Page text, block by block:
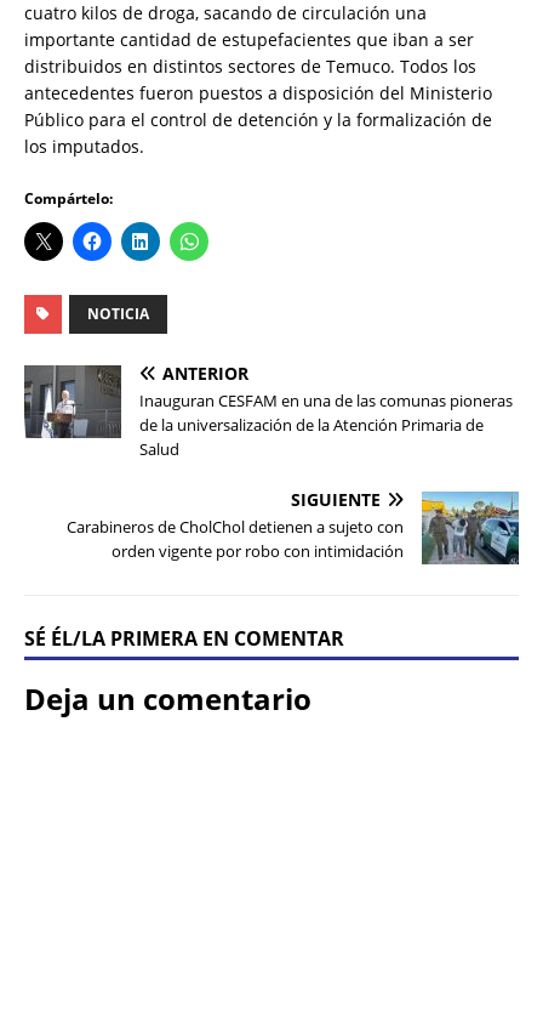
cuatro kilos de droga, sacando de circulación una
importante cantidad de estupefacientes que iban a ser
distribuidos en distintos sectores de Temuco. Todos los
antecedentes fueron puestos a disposición del Ministerio
Público para el control de detención y la formalización de
los imputados.
Compártelo:
NOTICIA
ANTERIOR
Inauguran CESFAM en una de las comunas pioneras
de la universalización de la Atención Primaria de
Salud
SIGUIENTE
Carabineros de CholChol detienen a sujeto con
orden vigente por robo con intimidación
SÉ ÉL/LA PRIMERA EN COMENTAR
Deja un comentario